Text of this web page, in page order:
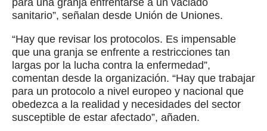
para una granja enfrentarse a un vaciado
sanitario”, señalan desde Unión de Uniones.
“Hay que revisar los protocolos. Es impensable
que una granja se enfrente a restricciones tan
largas por la lucha contra la enfermedad”,
comentan desde la organización. “Hay que trabajar
para un protocolo a nivel europeo y nacional que
obedezca a la realidad y necesidades del sector
susceptible de estar afectado”, añaden.